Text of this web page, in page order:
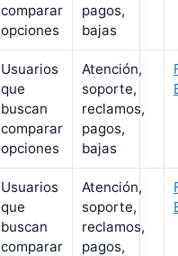
comparar
opciones
pagos,
bajas
Usuarios
que
buscan
comparar
opciones
Atención,
soporte,
reclamos,
pagos,
bajas
Usuarios
que
buscan
comparar
Atención,
soporte,
reclamos,
pagos,